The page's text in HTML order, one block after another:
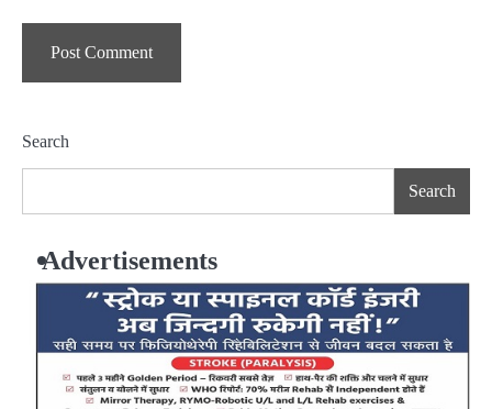
Search
Search
Advertisements